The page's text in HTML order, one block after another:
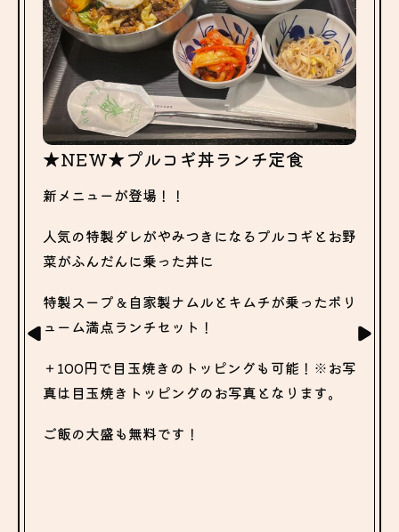
★NEW★プルコギ丼ランチ定食
新メニューが登場！！
人気の特製ダレがやみつきになるプルコギとお野
菜がふんだんに乗った丼に
特製スープ＆自家製ナムルとキムチが乗ったボリ
ューム満点ランチセット！
＋100円で目玉焼きのトッピングも可能！※お写
真は目玉焼きトッピングのお写真となります。
ご飯の大盛も無料です！